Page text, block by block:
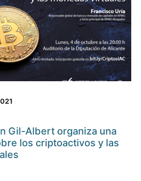
Gil-Albert organiza una
los criptoactivos y las